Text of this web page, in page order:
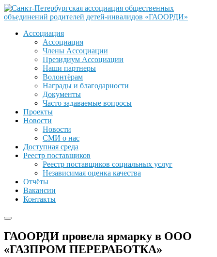
Ассоциация
Ассоциация
Члены Ассоциации
Президиум Ассоциации
Наши партнеры
Волонтёрам
Награды и благодарности
Документы
Часто задаваемые вопросы
Проекты
Новости
Новости
СМИ о нас
Доступная среда
Реестр поставщиков
Реестр поставщиков социальных услуг
Независимая оценка качества
Отчёты
Вакансии
Контакты
ГАООРДИ провела ярмарку в ООО
«ГАЗПРОМ ПЕРЕРАБОТКА»